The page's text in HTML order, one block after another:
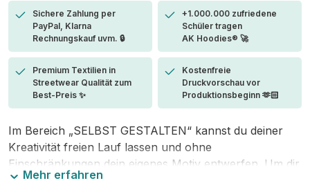
Sichere Zahlung per
PayPal, Klarna
Rechnungskauf uvm. 🔒
+1.000.000 zufriedene
Schüler tragen
AK Hoodies® 🚀
Premium Textilien in
Streetwear Qualität zum
Best-Preis ✨
Kostenfreie
Druckvorschau vor
Produktionsbeginn 🫶🏻
Im Bereich „SELBST GESTALTEN“ kannst du deiner
Kreativität freien Lauf lassen und ohne
Einschränkungen dein eigenes Motiv entwerfen. Um dir
Mehr erfahren